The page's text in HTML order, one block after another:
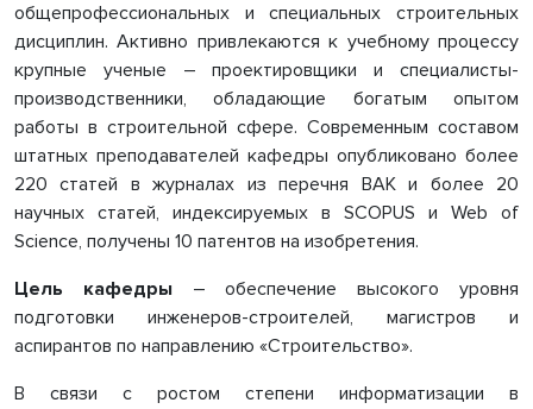
общепрофессиональных и специальных строительных
дисциплин. Активно привлекаются к учебному процессу
крупные ученые – проектировщики и специалисты-
производственники, обладающие богатым опытом
работы в строительной сфере. Современным составом
штатных преподавателей кафедры опубликовано более
220 статей в журналах из перечня ВАК и более 20
научных статей, индексируемых в SCOPUS и Web of
Science, получены 10 патентов на изобретения.
Цель кафедры – обеспечение высокого уровня
подготовки инженеров-строителей, магистров и
аспирантов по направлению «Строительство».
В связи с ростом степени информатизации в